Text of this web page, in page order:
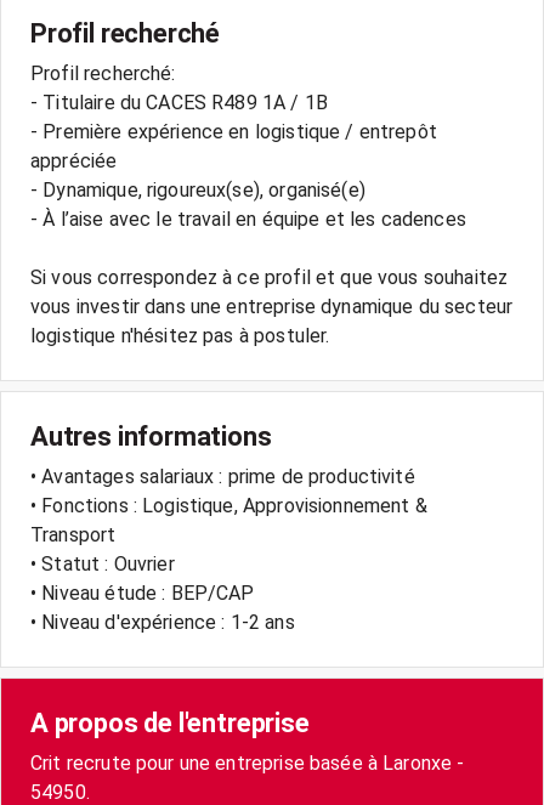
Profil recherché
Profil recherché:
- Titulaire du CACES R489 1A / 1B
- Première expérience en logistique / entrepôt
appréciée
- Dynamique, rigoureux(se), organisé(e)
- À l’aise avec le travail en équipe et les cadences
Si vous correspondez à ce profil et que vous souhaitez
vous investir dans une entreprise dynamique du secteur
Autres informations
• Avantages salariaux : prime de productivité
• Fonctions : Logistique, Approvisionnement &
Transport
• Statut : Ouvrier
• Niveau étude : BEP/CAP
• Niveau d'expérience : 1-2 ans
A propos de l'entreprise
Crit recrute pour une entreprise basée à Laronxe -
54950.